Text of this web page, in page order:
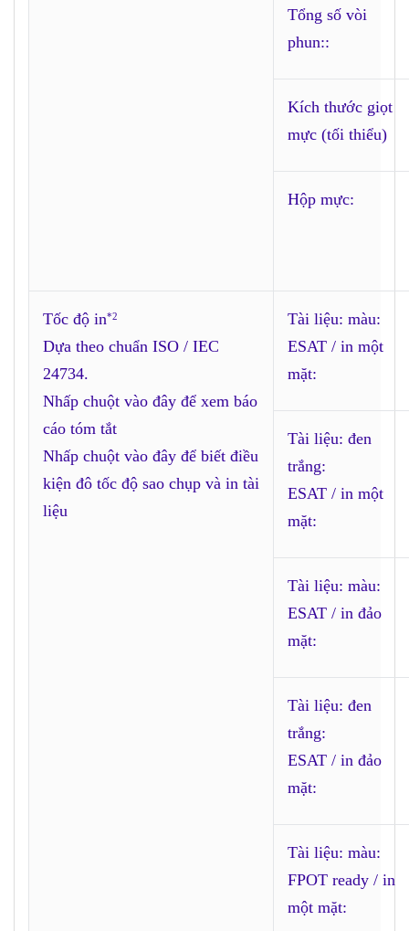
Tổng số vòi
phun::
Kích thước giọt
mực (tối thiểu)
Hộp mực:
Tốc độ in*2
Dựa theo chuẩn ISO / IEC
24734.
Nhấp chuột vào đây để xem báo
cáo tóm tắt
Nhấp chuột vào đây để biết điều
kiện đô tốc độ sao chụp và in tài
liệu
Tài liệu: màu:
ESAT / in một
mặt:
Tài liệu: đen
trắng:
ESAT / in một
mặt:
Tài liệu: màu:
ESAT / in đảo
mặt:
Tài liệu: đen
trắng:
ESAT / in đảo
mặt:
Tài liệu: màu:
FPOT ready / in
một mặt: